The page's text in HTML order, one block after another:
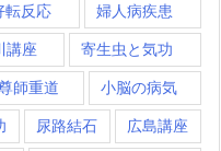
転反応 婦人病疾患
講座 寄生虫と気功
師重道 小脳の病気
尿路結石 広島講座